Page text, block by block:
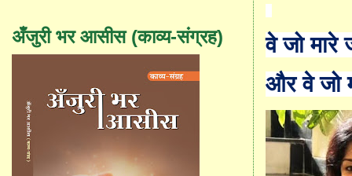
वे जो मारे
और वे जो
अँजुरी भर आसीस (काव्य-संग्रह)